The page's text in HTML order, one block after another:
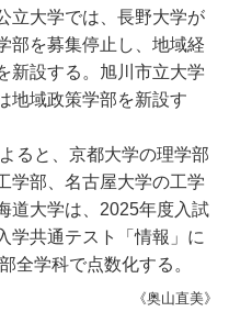
立大学では、長野大学が
部を募集停止し、地域経
新設する。旭川市立大学
地域政策学部を新設す
ると、京都大学の理学部
学部、名古屋大学の工学
道大学は、2025年度入試
学共通テスト「情報」に
全学科で点数化する。
《奥山直美》